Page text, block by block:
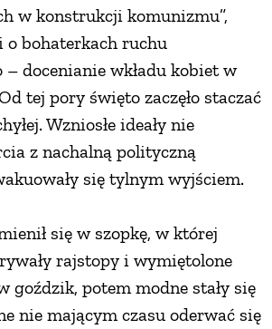
w konstrukcji komunizmu”,
o bohaterkach ruchu
docenianie wkładu kobiet w
tej pory święto zaczęło staczać
Wzniosłe ideały nie
z nachalną polityczną
się tylnym wyjściem.
się w szopkę, w której
rajstopy i wymiętolone
goździk, potem modne stały się
nie mającym czasu oderwać się